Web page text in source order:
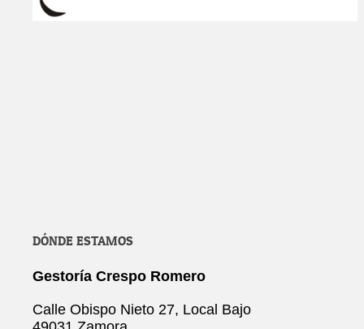
DÓNDE ESTAMOS
Gestoría Crespo Romero
Calle Obispo Nieto 27, Local Bajo